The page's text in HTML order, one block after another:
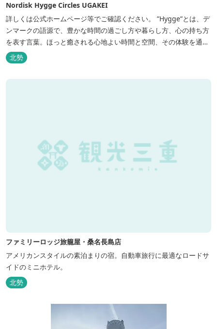
Nordisk Hygge Circles UGAKEI
詳しくは公式ホームページ等でご確認ください。 ”Hygge”とは、デ
ンマークの語源で、豊かな時間の過ごし方や暮らし方、心の持ち方
を表す言葉。ほっと癒される心地よい時間と空間、その体験を通し
て得られる幸福感のことです。 デンマーク発のアウトドアブランド
「Nordisk（ノルディスク）」と三重県いなべ市が連携して手がけ
た日本初のアウトドアフィールドが、2023年４月３日にオープンし
北勢
ファミリーロッジ旅籠屋・桑名長島店
アメリカンスタイルの素泊まりの宿。自動車旅行に最適なロードサ
イドのミニホテル。
北勢